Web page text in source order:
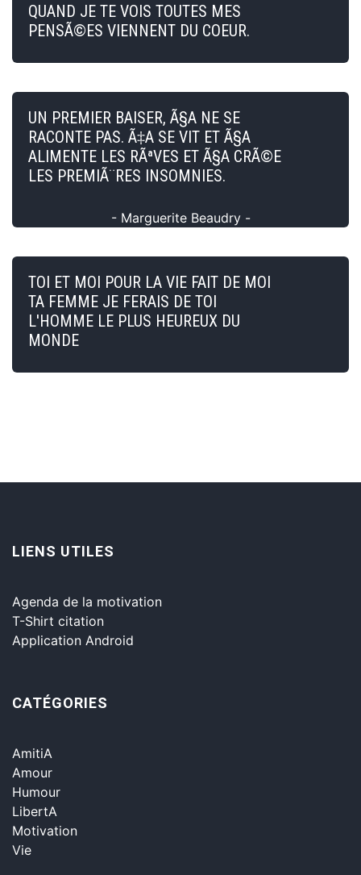
QUAND JE TE VOIS TOUTES MES
PENSÃ©ES VIENNENT DU COEUR.
UN PREMIER BAISER, Ã§A NE SE
RACONTE PAS. Ã‡A SE VIT ET Ã§A
ALIMENTE LES RÃªVES ET Ã§A CRÃ©E
LES PREMIÃ¨RES INSOMNIES.
- Marguerite Beaudry -
TOI ET MOI POUR LA VIE FAIT DE MOI
TA FEMME JE FERAIS DE TOI
L'HOMME LE PLUS HEUREUX DU
MONDE
LIENS UTILES
Agenda de la motivation
T-Shirt citation
Application Android
CATÉGORIES
AmitiA
Amour
Humour
LibertA
Motivation
Vie